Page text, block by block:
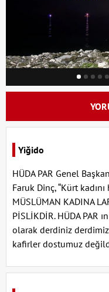
Yiğido
HÜDA PAR Genel
Faruk Dinç, “Kürt kadını
MÜSLÜMAN KADINA
PİSLİKDİR. HÜDA PAR
olarak derdiniz derdimiz
kafirler dostumuz